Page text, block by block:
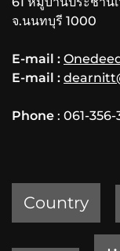
จ.นนทบุรี 1000
E-mail :
E-mail :
Phone : 061-356-
Country